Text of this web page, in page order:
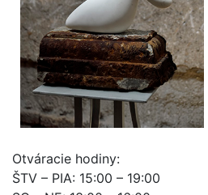
Otváracie hodiny:
ŠTV – PIA: 15:00 – 19:00